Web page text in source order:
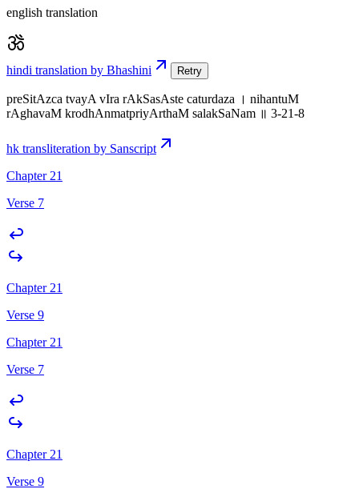
english translation
hindi translation by Bhashini Retry
preSitAzca tvayA vIra rAkSasAste caturdaza । nihantuM
rAghavaM krodhAnmatpriyArthaM salakSaNam ॥ 3-21-8
hk transliteration by Sanscript
Chapter 21
Verse 7
Chapter 21
Verse 9
Chapter 21
Verse 7
Chapter 21
Verse 9